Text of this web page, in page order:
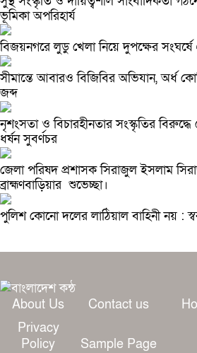
ভূমিকা অপরিহার্য
বিজয়নগরে লুডু খেলা নিয়ে দুপক্ষের
সীমান্তে আবারও বিজিবির অভিযান, অর্ধ
জব্দ
নৃশংসতা ও বিচারহীনতার সংস্কৃতির
ধর্ষন সুবর্ণচর
জেলা পরিষদ প্রশাসক সিরাজুল ইসলাম
ব্রাহ্মণবাড়িয়ার শুভেচ্ছা।
পুলিশ কোনো দলের লাঠিয়াল বাহিনী নয় :
About Us Contact us
Privacy
Policy
Sample Page